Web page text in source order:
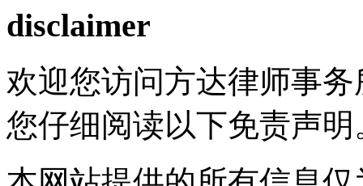
disclaimer
欢迎您访问方达律师事
您仔细阅读以下免责声明